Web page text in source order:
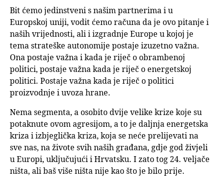
Bit ćemo jedinstveni s našim partnerima i u
Europskoj uniji, vodit ćemo računa da je ovo pitanje i
naših vrijednosti, ali i izgradnje Europe u kojoj je
tema strateške autonomije postaje izuzetno važna.
Ona postaje važna i kada je riječ o obrambenoj
politici, postaje važna kada je riječ o energetskoj
politici. Postaje važna kada je riječ o politici
proizvodnje i uvoza hrane.
Nema segmenta, a osobito dvije velike krize koje su
potaknute ovom agresijom, a to je daljnja energetska
kriza i izbjeglička kriza, koja se neće prelijevati na
sve nas, na živote svih naših građana, gdje god živjeli
u Europi, uključujući i Hrvatsku. I zato tog 24. veljače
ništa, ali baš više ništa nije kao što je bilo prije.